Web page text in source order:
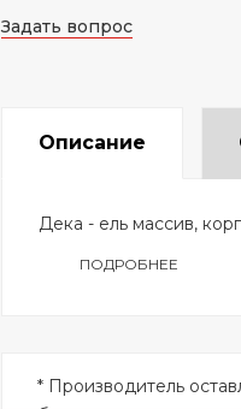
Задать вопрос
Описание
Дека - ель массив,
ПОДРОБНЕЕ
* Производитель